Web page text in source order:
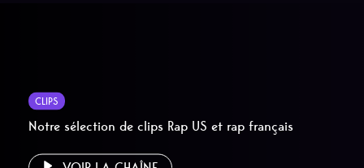
CLIPS
Notre sélection de clips Rap US et rap français